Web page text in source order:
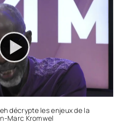
décrypte les enjeux de la
Marc Kromwel